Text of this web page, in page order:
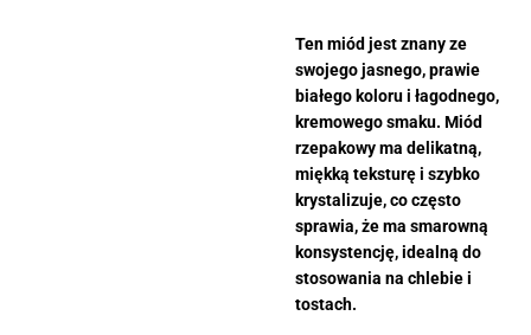
Ten miód jest znany ze
swojego jasnego, prawie
białego koloru i łagodnego,
kremowego smaku. Miód
rzepakowy ma delikatną,
miękką teksturę i szybko
krystalizuje, co często
sprawia, że ma smarowną
konsystencję, idealną do
stosowania na chlebie i
tostach.